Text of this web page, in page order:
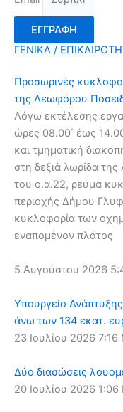
ΕΓΓΡΑΦΗ
ΓΕΝΙΚΑ /
Προσωρινές
της Λεωφόρου
Λόγω εκτέλεσης
ώρες 08.00΄ έως
και τμηματική
στη δεξιά λωρίδα
του ο.α.22, ρεύμα
περιοχής Δήμου
κυκλοφορία των
εναπομένον πλάτος
5 Αυγούστου 2026
Υπουργείο
άνω των 134 εκατ.
23 Ιουλίου 2026
Δύο διασώσεις
20 Ιουλίου 2026